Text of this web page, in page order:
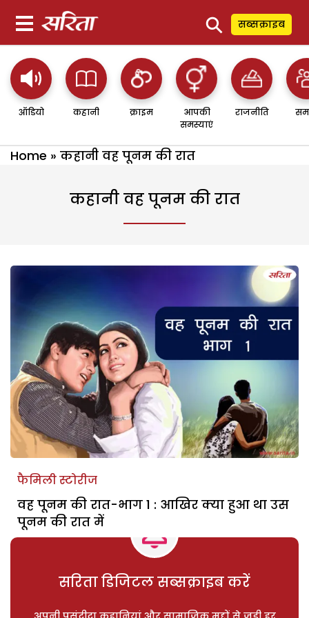
⚲ सब्सक्राइब
ऑडियो कहानी क्राइम
आपकी
समस्याएं
राजनीति
Home » कहानी वह पूनम की रात
कहानी वह पूनम की रात
फैमिली स्टोरीज
वह पूनम की रात-भाग 1 : आखिर क्या हुआ था उस
पूनम की रात में
सरिता डिजिटल सब्सक्राइब करें